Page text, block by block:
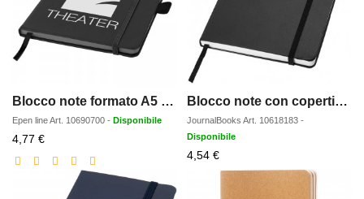
Blocco note formato A5 con copertina rigida Colour-edge
Epen lineArt. 10690700 - Disponibile
4,77 €Prezzo
scontato
Blocco note con copertina rigida formato A5 Classic
JournalBooks Art. 10618183 -
Disponibile
4,54 €Prezzo
scontato